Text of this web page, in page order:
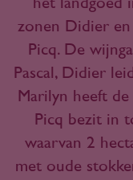
zonen Didier en
Picq. De
Pascal, Didier
Marilyn heeft
Picq bezit in
waarvan 2
met oude